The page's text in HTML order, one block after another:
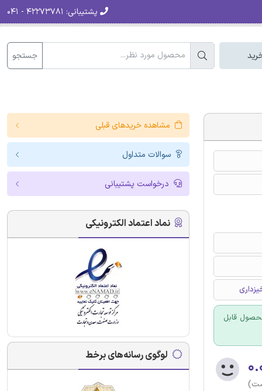
پشتیبانی:
جستجو
قابل
مشاهده خریدهای قبلی
سوالات متداول
درخواست پشتیبانی
نماد اعتماد الکترونیکی
لوگوی رسانه‌های برخط